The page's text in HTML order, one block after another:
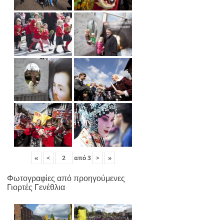
« < από3 > »
Φωτογραφίες από προηγούμενες
Γιορτές Γενέθλια